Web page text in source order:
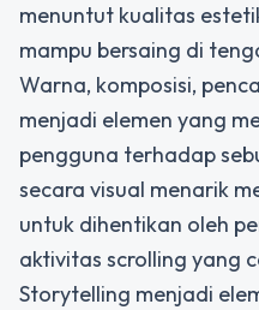
menuntut kualitas
mampu bersaing di
Warna, komposisi,
menjadi elemen yang
pengguna terhadap
secara visual menarik
untuk dihentikan oleh
aktivitas scrolling yang
Storytelling menjadi